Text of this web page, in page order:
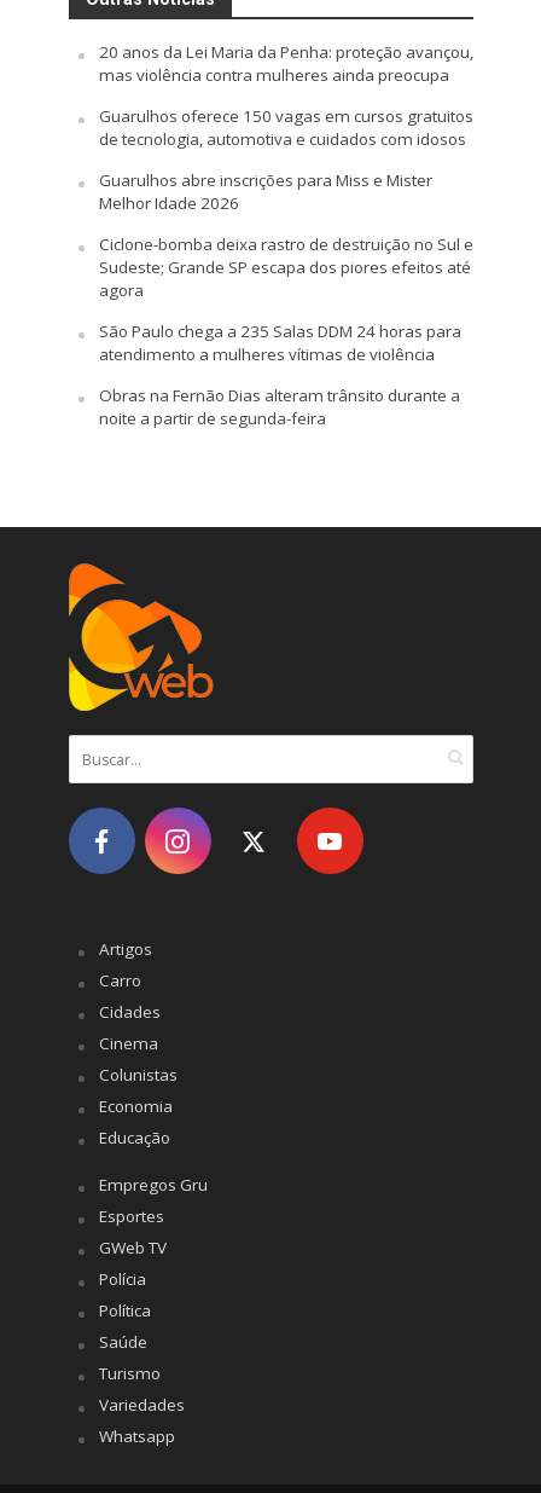
20 anos da Lei Maria da Penha: proteção avançou,
mas violência contra mulheres ainda preocupa
Guarulhos oferece 150 vagas em cursos gratuitos
de tecnologia, automotiva e cuidados com idosos
Guarulhos abre inscrições para Miss e Mister
Melhor Idade 2026
Ciclone-bomba deixa rastro de destruição no Sul e
Sudeste; Grande SP escapa dos piores efeitos até
agora
São Paulo chega a 235 Salas DDM 24 horas para
atendimento a mulheres vítimas de violência
Obras na Fernão Dias alteram trânsito durante a
noite a partir de segunda-feira
Artigos
Carro
Cidades
Cinema
Colunistas
Economia
Educação
Empregos Gru
Esportes
GWeb TV
Polícia
Política
Saúde
Turismo
Variedades
Whatsapp